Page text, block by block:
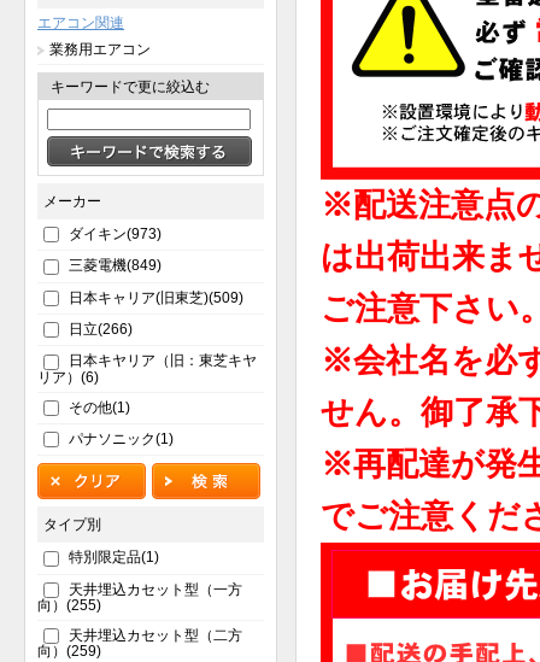
※配送注意点
は出荷出来ま
ご注意下さい
※会社名を必
せん。御了承
※再配達が発
でご注意くだ
エアコン関連
業務用エアコン
キーワードで更に絞込む
メーカー
ダイキン(973)
三菱電機(849)
日本キャリア(旧東芝)(509)
日立(266)
日本キヤリア（旧：東芝キヤ
リア）(6)
その他(1)
パナソニック(1)
タイプ別
特別限定品(1)
天井埋込カセット型（一方
向）(255)
天井埋込カセット型（二方
向）(259)